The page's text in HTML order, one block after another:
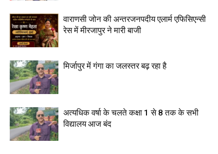
वाराणसी जोन की अन्तरजनपदीय एलार्म एफिसिएन्सी
रेस में मीरजापुर ने मारी बाजी
मिर्जापुर में गंगा का जलस्तर बढ़ रहा है
अत्यधिक वर्षा के चलते कक्षा 1 से 8 तक के सभी
विद्यालय आज बंद